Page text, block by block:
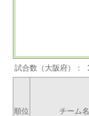
試合数（大阪府）：
順位 チーム名